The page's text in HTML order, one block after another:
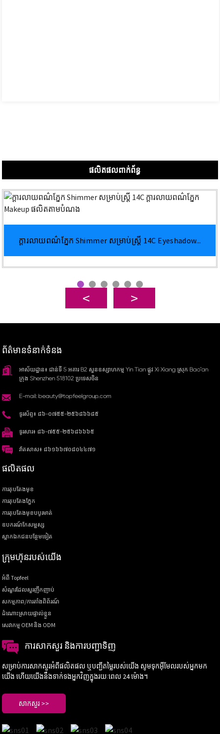
ផលិតផលពាក់ព័ន្ធ
ក្ដារលាយពណ៌ភ្នែក Shimmer សម្រាប់ស្ត្រី 14C Eyeshadow...
ព័ត៌មានទំនាក់ទំនង
អាស័យដ្ឋាន៖ ជាន់ទី 5 អគារ B2 សួនឧស្សាហកម្ម Yin Tian ផ្លូវ Xi Xiang ស្រុក Bao'an
ក្រុង Shenzhen 518102 ប្រទេសចិន
E-mail: beauty@topfeelgroup.com
ទូរស័ព្ទ៖ ៨៦-០៧៥៥-២៥៦៨៦៦៨៥
ទូរសារ៖ ៨៦-៧៥៥-២៥៦៨៦៦៦៥
វ៉ាតសាស៖ ៨៦១៦៦៧០៨០៤៤៧១
ផលិតផល
ការតុបតែងមុខ
ការតុបតែងភ្នែក
ការតុបតែងមុខបបូរមាត់
ឧបករណ៍​កែសម្ផស្ស
ស្លាកឯកជនបន្ថែមទៀត
ក្រុមហ៊ុនរបស់យើង
អំពី Topfeel
សំណួរដែលសួរញឹកញាប់
សកម្មភាព/ការតាំងពិព័រណ៍
ដំណោះស្រាយផ្ទាល់ខ្លួន
សេវាកម្ម OEM និង ODM
ការសាកសួរ និងការបញ្ជាទិញ
សម្រាប់ការសាកសួរអំពីផលិតផល ឬបញ្ជីតម្លៃរបស់យើង សូមទុកអ៊ីមែលរបស់អ្នកមក
យើង ហើយយើងនឹងទាក់ទងអ្នកវិញក្នុងរយៈពេល 24 ម៉ោង។
សាកសួរ >>